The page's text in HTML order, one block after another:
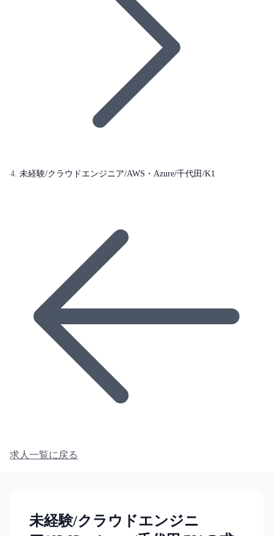
未経験/クラウドエンジニア/AWS・Azure/千代田/K1
求人一覧に戻る
未経験/クラウドエンジニ